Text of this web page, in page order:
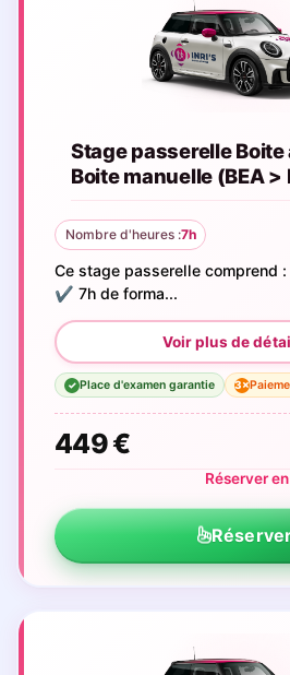
Stage passerelle
Boite manuelle (BEA >
Nombre d'heures :7h
Ce stage passerelle comprend :
✔️ 7h de forma...
✓ Place d'examen garantie 3×
449 €
Réserver